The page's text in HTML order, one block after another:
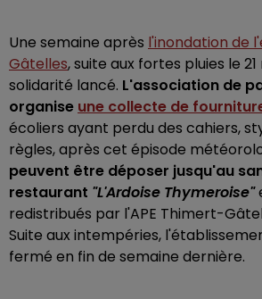
Une semaine après l'inondation de
Gâtelles, suite aux fortes pluies le
solidarité lancé. L'association de
organise une collecte de
écoliers ayant perdu des cahiers,
règles, après cet épisode
peuvent être déposer jusqu'au
restaurant "L'Ardoise Thymeroise"
redistribués par l'APE Thimert-
Suite aux intempéries,
fermé en fin de semaine dernière.